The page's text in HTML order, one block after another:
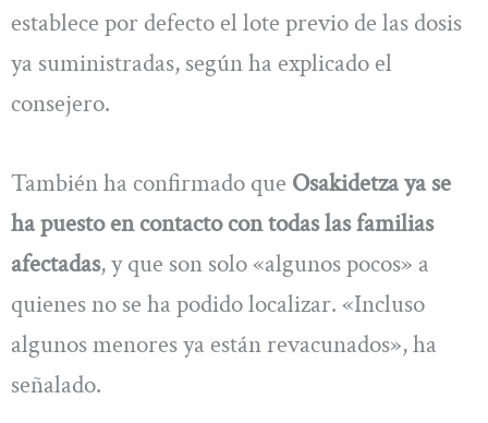
establece por defecto el lote previo de las dosis
ya suministradas, según ha explicado el
consejero.
También ha confirmado que Osakidetza ya se
ha puesto en contacto con todas las familias
afectadas, y que son solo «algunos pocos» a
quienes no se ha podido localizar. «Incluso
algunos menores ya están revacunados», ha
señalado.